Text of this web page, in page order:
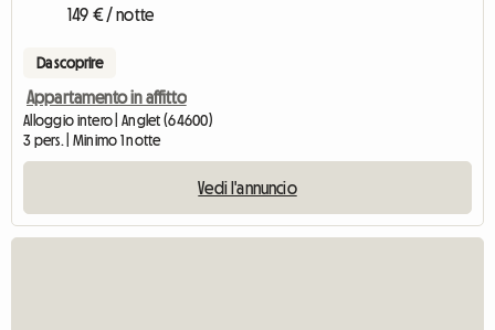
149 € / notte
Da scoprire
Appartamento in affitto
Alloggio intero | Anglet (64600)
3 pers. | Minimo 1 notte
Vedi l'annuncio